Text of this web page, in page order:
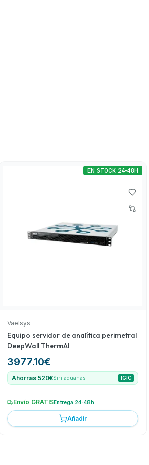
Vaelsys
Equipo servidor de analítica perimetral
DeepWall ThermAI
3977.10€
EN STOCK 24-48H
Ahorras 520€Sin aduanas IGIC
Envío GRATISEntrega 24-48h
Añadir